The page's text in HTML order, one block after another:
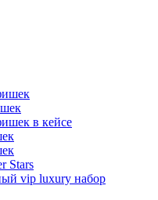
в кейсе
Stars
vip luxury набор